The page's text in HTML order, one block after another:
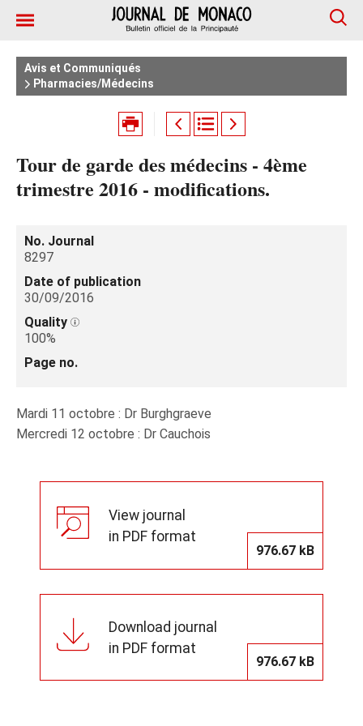
Avis et Communiqués
Pharmacies/Médecins
Tour de garde des médecins - 4ème
trimestre 2016 - modifications.
No. Journal
8297
Date of publication
30/09/2016
Quality
100%
Page no.
Mardi 11 octobre : Dr Burghgraeve
Mercredi 12 octobre : Dr Cauchois
View journal
in PDF format
976.67 kB
Download journal
in PDF format
976.67 kB